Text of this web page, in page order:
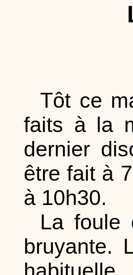
Tôt ce
faits à la
dernier
être fait à
à 10h30.
La foule
bruyante.